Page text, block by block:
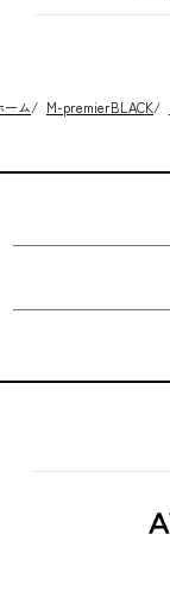
ーム/ M-premierBLACK/